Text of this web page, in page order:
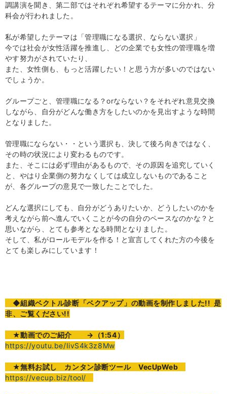
調講演を聞き、第二部ではそれぞれ希望するテーマに分かれ、分
科会が行われました。
私が希望したテーマは「管理職になる選択、ならない選択」
今では社会が女性活躍を推進し、どの企業でも女性の管理職を増
やす努力がされていたり、
また、女性側も、もっと活躍したい！と思う方が多いのではない
でしょうか。
グループごと、管理職になる？orならない？をそれぞれ意見交換
しながら、自分がどんな働き方をしたいのかを見出すような時間
となりました。
管理職にならない・・という選択も、決して後ろ向きではなく、
その時の状況により変わるものです。
また、そこには必ず理由があるもので、その原因を追究していく
と、やはり企業側の努力なくしては成立しないものであること
が、各グループの意見で一致したことでした。
どんな選択にしても、自分がどうありたいか、どうしたいのかを
考えながら前へ進んでいくことが今の自分のペースなのかな？と
思いながら、とても参考となる時間となりました。
そして、私がロールモデルを作る！と宣言してくれた方の今後を
とても楽しみにしています！
◆組織ベクトル診断「ベクアップ」の動画を制作しました!! 是
非、ご覧ください!!
★動画でのご紹介 →（1:54）
https://youtu.be/IivS4k3z8Mw
★無料お試し カンタン診断ツール VecUpWeb
https://vecup.biz/tool/